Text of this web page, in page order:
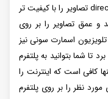
نوع ADS می ‌باشد که با نور پس زمینه direct LED تصاویر را با کیفیت‌ تر
عمق تصاویر را بر روی
تلویزیون اسمارت سونی نیز
تا شما بتوانید به پلتفرم
کافی است که اینترنت را
نظر را بر روی پلتفرم‌